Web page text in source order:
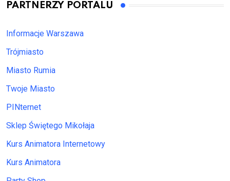
PARTNERZY PORTALU
Informacje Warszawa
Trójmiasto
Miasto Rumia
Twoje Miasto
PINternet
Sklep Świętego Mikołaja
Kurs Animatora Internetowy
Kurs Animatora